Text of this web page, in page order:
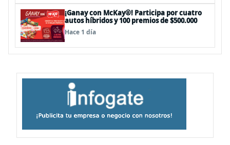
¡Ganay con McKay®! Participa por cuatro
autos híbridos y 100 premios de $500.000
Hace 1 día